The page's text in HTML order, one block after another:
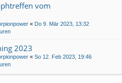
vom
« Do 9. Mär 2023, 13:32
2023
« So 12. Feb 2023, 19:46